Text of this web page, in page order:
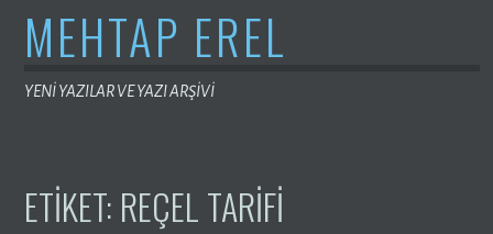
MEHTAP EREL
YENİ YAZILAR VE YAZI ARŞİVİ
ETIKET: REÇEL TARIFI